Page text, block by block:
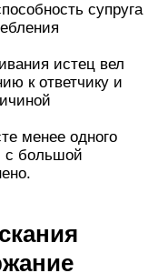
супруга
истец вел
к ответчику и
менее одного
с большой